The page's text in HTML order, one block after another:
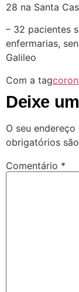
28 na Santa
– 32 pacientes
enfermarias,
Galileo
Com a tag
Deixe
O seu
obrigatórios
Comentário *